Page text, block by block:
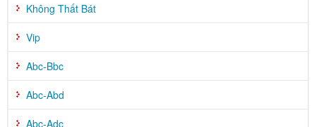
Không Thất Bát
Vip
Abc-Bbc
Abc-Abd
Abc-Adc